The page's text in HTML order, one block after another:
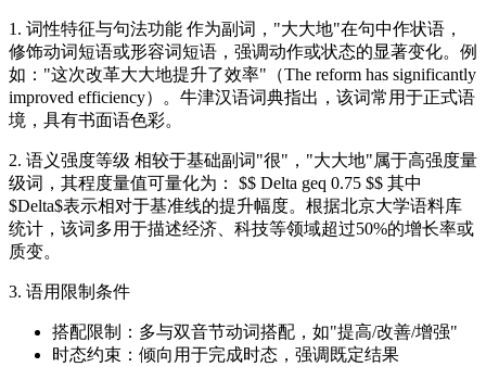
1. 词性特征与句法功能 作为副词，"大大地"在句中作状语，
修饰动词短语或形容词短语，强调动作或状态的显著变化。例
如："这次改革大大地提升了效率"（The reform has significantly
improved efficiency）。牛津汉语词典指出，该词常用于正式语
境，具有书面语色彩。
2. 语义强度等级 相较于基础副词"很"，"大大地"属于高强度量
级词，其程度量值可量化为： $$ Delta geq 0.75 $$ 其中
$Delta$表示相对于基准线的提升幅度。根据北京大学语料库
统计，该词多用于描述经济、科技等领域超过50%的增长率或
质变。
3. 语用限制条件
搭配限制：多与双音节动词搭配，如"提高/改善/增强"
时态约束：倾向用于完成时态，强调既定结果